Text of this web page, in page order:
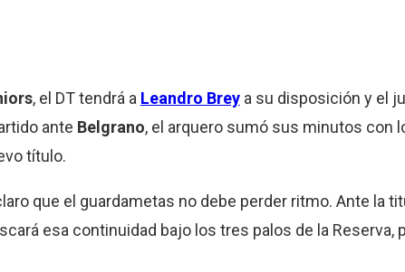
, el DT tendrá a Leandro Breya su disposición y el
ante Belgrano, el arquero sumó sus minutos con
título.
que el guardametas no debe perder ritmo. Ante la
esa continuidad bajo los tres palos de la Reserva,